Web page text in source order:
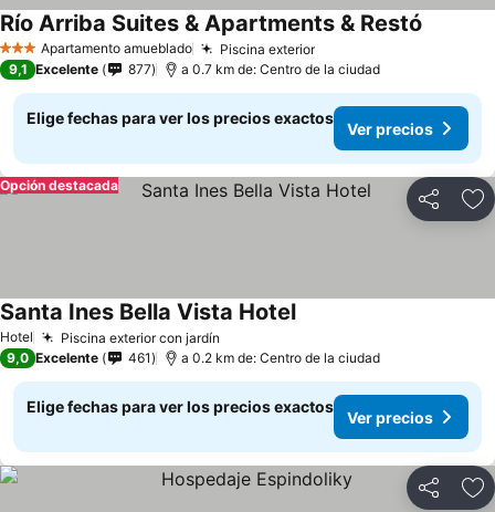
3 EstrellasApartamento amueblado Piscina exterior
Río Arriba Suites & Apartments & Restó
9,1 Excelente 877 a 0.7 km de: Centro de la ciudad
Elige fechas para ver los precios exactos
Ver precios
Compartir
Opción destacada
Hotel Piscina exterior con jardín
Santa Ines Bella Vista Hotel
9,0 Excelente 461 a 0.2 km de: Centro de la ciudad
Elige fechas para ver los precios exactos
Ver precios
Compartir